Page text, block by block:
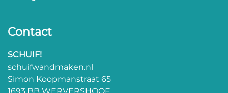
Contact
SCHUIF!
schuifwandmaken.nl
Simon Koopmanstraat 65
1693 BB WERVERSHOOF